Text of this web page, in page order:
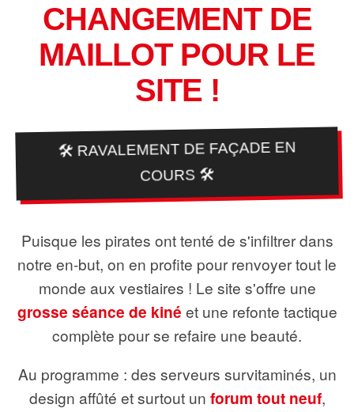
CHANGEMENT DE
MAILLOT POUR LE
SITE !
🛠️ RAVALEMENT DE FAÇADE EN
COURS 🛠️
Puisque les pirates ont tenté de s'infiltrer dans
notre en-but, on en profite pour renvoyer tout le
monde aux vestiaires ! Le site s'offre une
grosse séance de kiné et une refonte tactique
complète pour se refaire une beauté.
Au programme : des serveurs survitaminés, un
design affûté et surtout un forum tout neuf,